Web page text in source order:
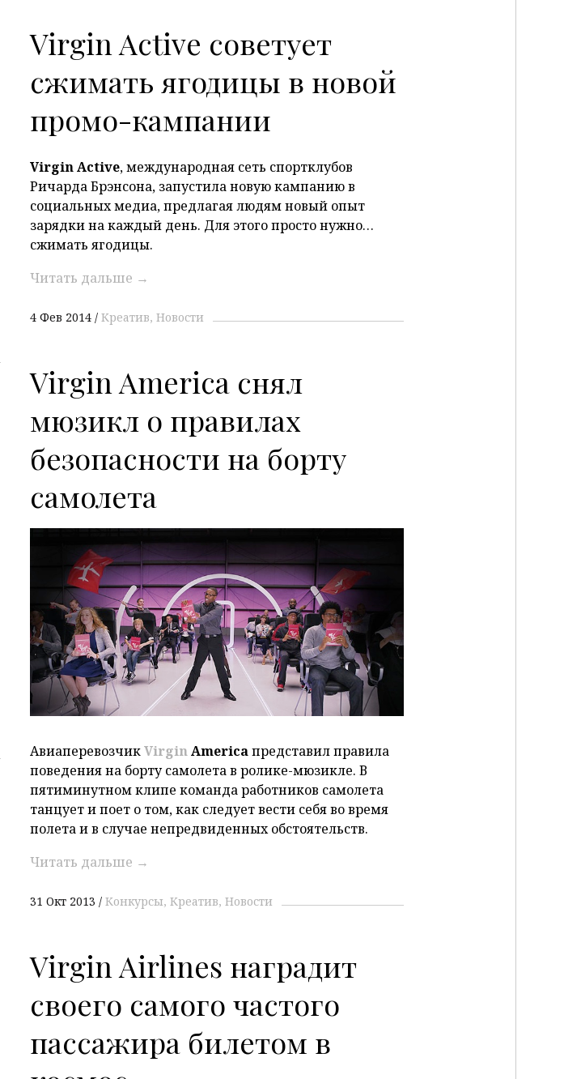
Virgin Active советует
сжимать ягодицы в новой
промо-кампании
Virgin Active, международная сеть спортклубов
Ричарда Брэнсона, запустила новую кампанию в
социальных медиа, предлагая людям новый опыт
зарядки на каждый день. Для этого просто нужно…
сжимать ягодицы.
Читать дальше →
4 Фев 2014 Креатив Новости
Virgin America снял
мюзикл о правилах
безопасности на борту
самолета
P
АвиаперевозчикVirginAmericaпредставил правила
поведения на борту самолета в ролике-мюзикле. В
пятиминутном клипе команда работников самолета
танцует и поет о том, как следует вести себя во время
полета и в случае непредвиденных обстоятельств.
Читать дальше →
31 Окт 2013 Конкурсы Креатив Новости
Virgin Airlines наградит
своего самого частого
пассажира билетом в